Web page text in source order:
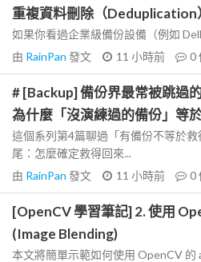
重複資料刪除（Deduplication
如果你看過企業級備份設備（例如
由 RainPan 發文 11 小時前 0
# [Backup] 備份界最常被跳過
為什麼「沒演練過的備份」等
這個系列第4篇聊過「有備份不等於
尾：怎麼確定救得回來...
由 RainPan 發文 11 小時前 0
[OpenCV 學習筆記] 2. 使用
(Image Blending)
本文將簡單示範如何使用 OpenCV 的